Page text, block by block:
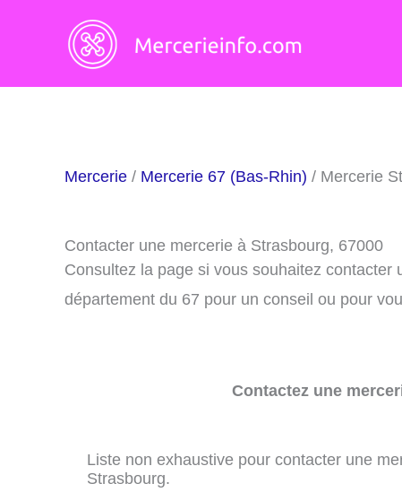
Mercerie / Mercerie 67 (Bas-Rhin) / Mercerie
Contacter une mercerie à Strasbourg, 67000
Consultez la page si vous souhaitez
département du 67 pour un conseil ou pour
Contactez une
Liste non exhaustive pour contacter une
Strasbourg.